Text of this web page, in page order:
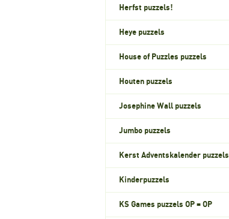
Herfst puzzels!
Heye puzzels
House of Puzzles puzzels
Houten puzzels
Josephine Wall puzzels
Jumbo puzzels
Kerst Adventskalender puzzels
Kinderpuzzels
KS Games puzzels OP = OP